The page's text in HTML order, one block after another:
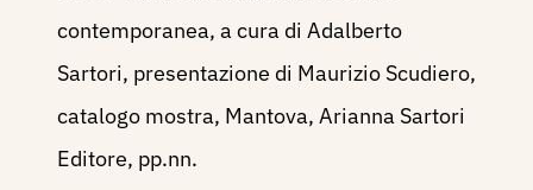
contemporanea, a cura di Adalberto
Sartori, presentazione di Maurizio Scudiero,
catalogo mostra, Mantova, Arianna Sartori
Editore, pp.nn.